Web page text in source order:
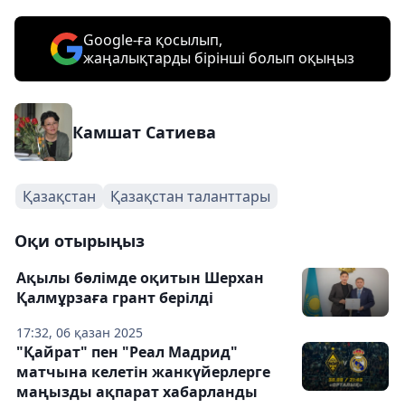
Google-ға қосылып,
жаңалықтарды бірінші болып оқыңыз
Камшат Сатиева
Қазақстан Қазақстан таланттары
Оқи отырыңыз
17:32, 06 қазан 2025
Ақылы бөлімде оқитын Шерхан
Қалмұрзаға грант берілді
"Қайрат" пен "Реал Мадрид"
матчына келетін жанкүйерлерге
маңызды ақпарат хабарланды